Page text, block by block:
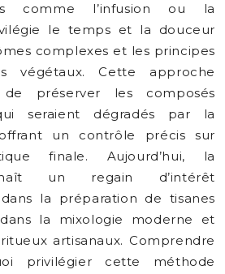
comme l’infusion ou la
le temps et la douceur
complexes et les principes
végétaux. Cette approche
préserver les composés
seraient dégradés par la
un contrôle précis sur
finale. Aujourd’hui, la
un regain d’intérêt
la préparation de tisanes
la mixologie moderne et
artisanaux. Comprendre
privilégier cette méthode